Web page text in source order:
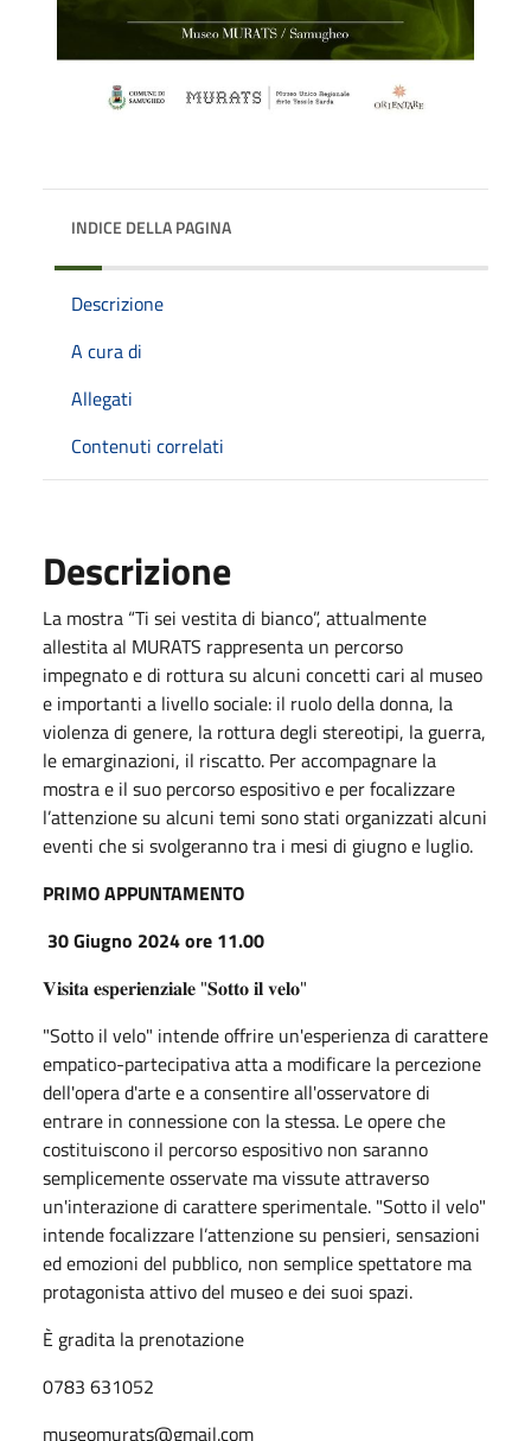
INDICE DELLA PAGINA
Descrizione
A cura di
Allegati
Contenuti correlati
Descrizione
La mostra “Ti sei vestita di bianco”, attualmente
allestita al MURATS rappresenta un percorso
impegnato e di rottura su alcuni concetti cari al museo
e importanti a livello sociale: il ruolo della donna, la
violenza di genere, la rottura degli stereotipi, la guerra,
le emarginazioni, il riscatto. Per accompagnare la
mostra e il suo percorso espositivo e per focalizzare
l’attenzione su alcuni temi sono stati organizzati alcuni
eventi che si svolgeranno tra i mesi di giugno e luglio.
PRIMO APPUNTAMENTO
30 Giugno 2024 ore 11.00
𝐕𝐢𝐬𝐢𝐭𝐚 𝐞𝐬𝐩𝐞𝐫𝐢𝐞𝐧𝐳𝐢𝐚𝐥𝐞 "𝐒𝐨𝐭𝐭𝐨 𝐢𝐥 𝐯𝐞𝐥𝐨"
"Sotto il velo" intende offrire un'esperienza di carattere
empatico-partecipativa atta a modificare la percezione
dell'opera d'arte e a consentire all'osservatore di
entrare in connessione con la stessa. Le opere che
costituiscono il percorso espositivo non saranno
semplicemente osservate ma vissute attraverso
un'interazione di carattere sperimentale. "Sotto il velo"
intende focalizzare l’attenzione su pensieri, sensazioni
ed emozioni del pubblico, non semplice spettatore ma
protagonista attivo del museo e dei suoi spazi.
È gradita la prenotazione
0783 631052
museomurats@gmail.com